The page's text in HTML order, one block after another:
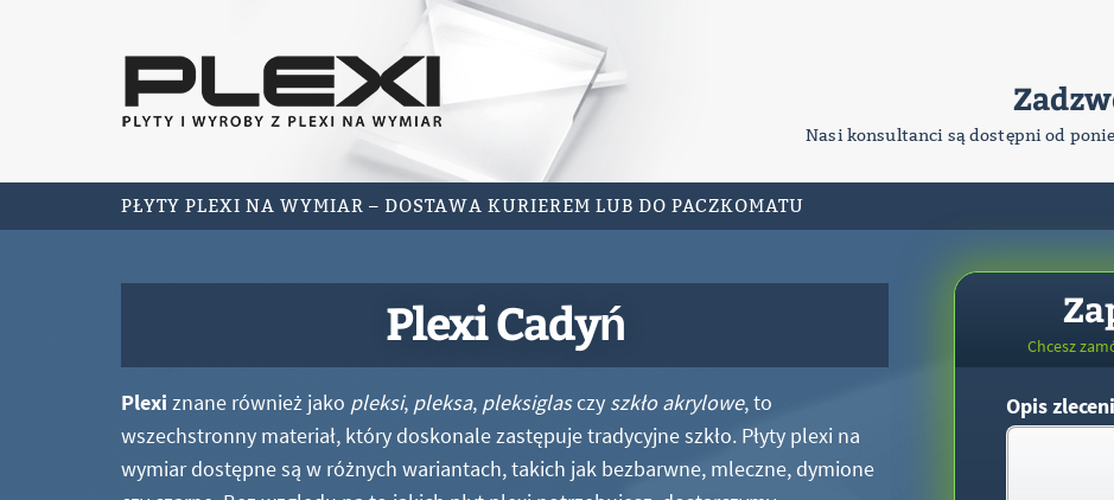
Nasi konsultanci są dostępni od
PŁYTY PLEXI NA WYMIAR – DOSTAWA KURIEREM LUB DO PACZKOMATU
Plexi Cadyń
Plexi znane również jako pleksi, pleksa, pleksiglasczy szkło akrylowe, to
wszechstronny materiał, który doskonale zastępuje tradycyjne szkło. Płyty plexi na
wymiar dostępne są w różnych wariantach, takich jak bezbarwne, mleczne, dymione
Chcesz
Opis